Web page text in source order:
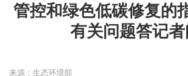
管控和绿色低碳修复的
有关问题答记者
来源：生态环境部